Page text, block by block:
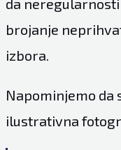
da
brojanje
izbora.
Napominjemo da
ilustrativna